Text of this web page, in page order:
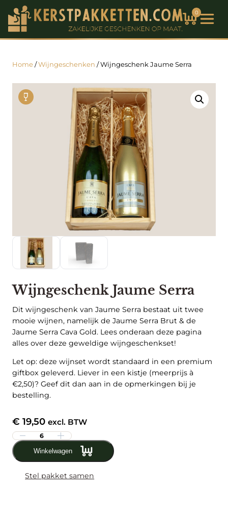
0
Home/Wijngeschenken / Wijngeschenk Jaume Serra
Wijngeschenk Jaume Serra
Dit wijngeschenk van Jaume Serra bestaat uit twee
mooie wijnen, namelijk de Jaume Serra Brut & de
Jaume Serra Cava Gold. Lees onderaan deze pagina
alles over deze geweldige wijngeschenkset!
Let op: deze wijnset wordt standaard in een premium
giftbox geleverd. Liever in een kistje (meerprijs à
€2,50)? Geef dit dan aan in de opmerkingen bij je
bestelling.
€ 19,50 excl. BTW
W
j
Winkelwagen
Stel pakket samen